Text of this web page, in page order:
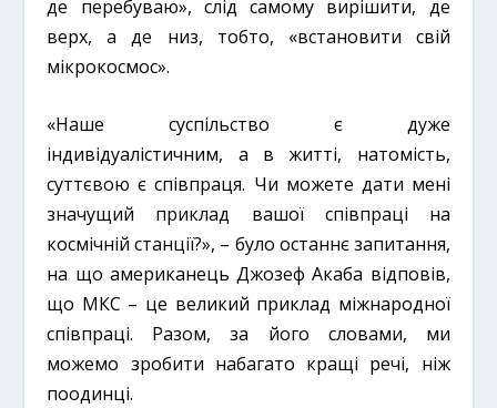
де перебуваю», слід самому вирішити, де
верх, а де низ, тобто, «встановити свій
мікрокосмос».
«Наше суспільство є дуже
індивідуалістичним, а в житті, натомість,
суттєвою є співпраця. Чи можете дати мені
значущий приклад вашої співпраці на
космічній станції?», – було останнє запитання,
на що американець Джозеф Акаба відповів,
що МКС – це великий приклад міжнародної
співпраці. Разом, за його словами, ми
можемо зробити набагато кращі речі, ніж
поодинці.